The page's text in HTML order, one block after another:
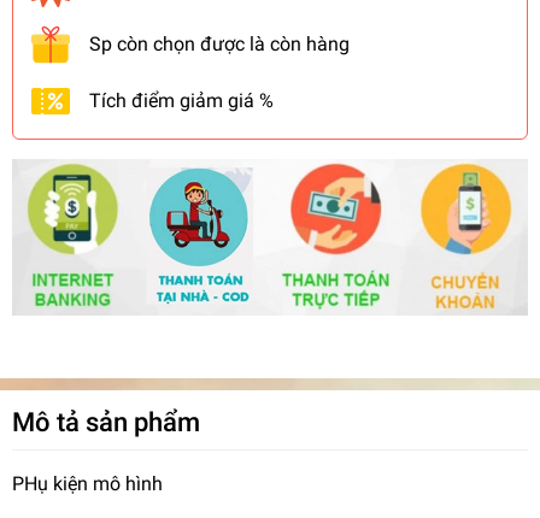
Sp còn chọn được là còn hàng
Tích điểm giảm giá %
Mô tả sản phẩm
PHụ kiện mô hình